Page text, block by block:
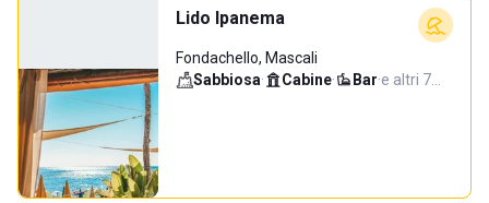
Lido Ipanema
Fondachello, Mascali
Sabbiosa· Cabine· Bar·e altri 7…